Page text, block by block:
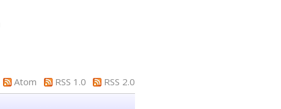
Atom RSS 1.0
RSS 2.0